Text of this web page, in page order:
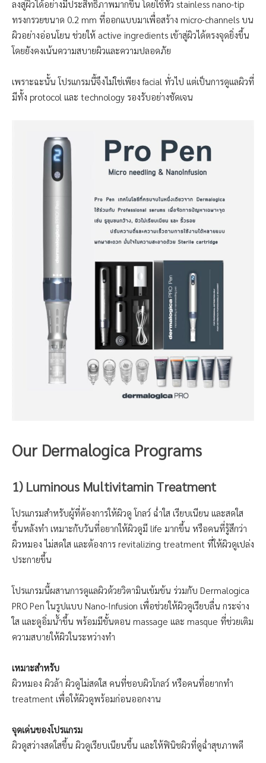
ลงสู่ผิวได้อย่างมีประสิทธิภาพมากขึ้น โดยใช้หัว stainless nano-tip
ทรงกรวยขนาด 0.2 mm ที่ออกแบบมาเพื่อสร้าง micro-channels บน
ผิวอย่างอ่อนโยน ช่วยให้ active ingredients เข้าสู่ผิวได้ตรงจุดยิ่งขึ้น
โดยยังคงเน้นความสบายผิวและความปลอดภัย
เพราะฉะนั้น โปรแกรมนี้จึงไม่ใช่เพียง facial ทั่วไป แต่เป็นการดูแลผิวที่
มีทั้ง protocol และ technology รองรับอย่างชัดเจน
Our Dermalogica Programs
1) Luminous Multivitamin Treatment
โปรแกรมสำหรับผู้ที่ต้องการให้ผิวดู โกลว์ ฉ่ำใส เรียบเนียน และสดใส
ขึ้นหลังทำ เหมาะกับวันที่อยากให้ผิวดูมี life มากขึ้น หรือคนที่รู้สึกว่า
ผิวหมอง ไม่สดใส และต้องการ revitalizing treatment ที่ให้ผิวดูเปล่ง
ประกายขึ้น
โปรแกรมนี้ผสานการดูแลผิวด้วยวิตามินเข้มข้น ร่วมกับ Dermalogica
PRO Pen ในรูปแบบ Nano-Infusion เพื่อช่วยให้ผิวดูเรียบลื่น กระจ่าง
ใส และดูอิ่มน้ำขึ้น พร้อมมีขั้นตอน massage และ masque ที่ช่วยเติม
ความสบายให้ผิวในระหว่างทำ
เหมาะสำหรับ
ผิวหมอง ผิวล้า ผิวดูไม่สดใส คนที่ชอบผิวโกลว์ หรือคนที่อยากทำ
treatment เพื่อให้ผิวดูพร้อมก่อนออกงาน
จุดเด่นของโปรแกรม
ผิวดูสว่างสดใสขึ้น ผิวดูเรียบเนียนขึ้น และให้ฟินิชผิวที่ดูฉ่ำสุขภาพดี